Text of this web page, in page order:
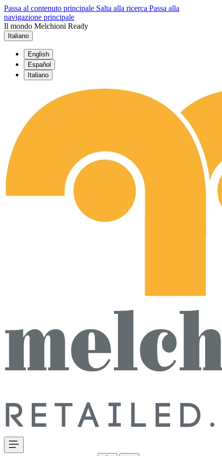
Passa al contenuto principale Salta alla ricerca Passa alla
navigazione principale
Il mondo Melchioni Ready
Italiano
English
Español
Italiano